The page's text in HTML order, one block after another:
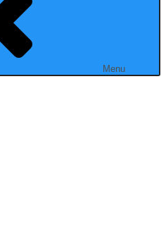
Menu